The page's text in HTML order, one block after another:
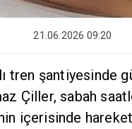
21.06.2026 09:20
tren şantiyesinde
Çiller, sabah
içerisinde